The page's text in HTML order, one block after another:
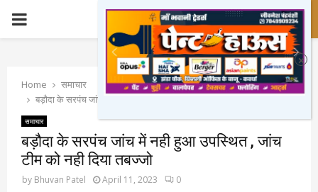
PRIMARY
Home
समाचार
बड़ौदा के सरपंच जांच में नही हुआ उपस्थित , जांच टीम को नही दिया तबज्जो
समाचार
बड़ौदा के सरपंच जांच में नही हुआ उपस्थित , जांच
टीम को नही दिया तबज्जो
by Bhuvan Patel April 11, 2023 0